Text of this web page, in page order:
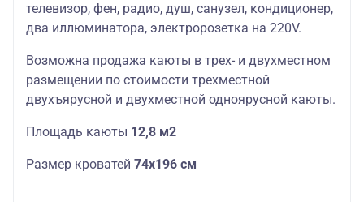
телевизор, фен, радио, душ, санузел, кондиционер,
два иллюминатора, электророзетка на 220V.
Возможна продажа каюты в трех- и двухместном
размещении по стоимости трехместной
двухъярусной и двухместной одноярусной каюты.
Площадь каюты 12,8 м2
Размер кроватей 74х196 см